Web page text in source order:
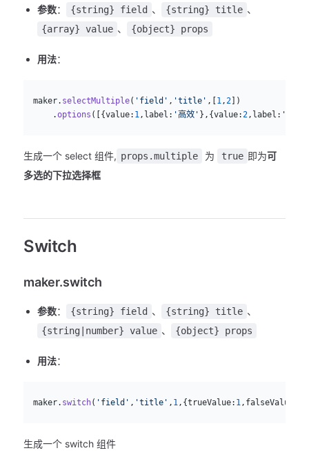
参数： {string} field 、 {string} title 、
{array} value 、 {object} props
用法：
  maker.
selectMultiple( 'field' , 'title' ,[1 , 2])
      .
options ([{value: 1 ,label: '高效' },{value: 2 ,label: '简单'
生成一个 select 组件, props.multiple 为 true 即为可
多选的下拉选择框
Switch
maker.switch
参数： {string} field 、 {string} title 、
{string|number} value 、 {object} props
用法：
  maker.
switch( 'field' , 'title' , 1 ,{trueValue: 1 ,falseValue:
生成一个 switch 组件